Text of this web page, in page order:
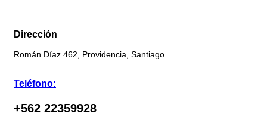
Dirección
Román Díaz 462, Providencia, Santiago
Teléfono:
+562 22359928